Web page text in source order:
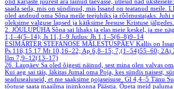
saada seda, mis on sündinud, mis Issand on teatanud meile.
oled andnud oma Sõna meile teejuhiks ja rõõmustajaks. Juhi
oleksime valguse lapsed ja käiksime Jeesuse Kristuse jälgedes.
2. JÕULUPÜHA Sõna sai lihaks ja elas meie keskel, ja me
1,1–4(5–14); Js 11,1–9 Jutlus: Jh 1,1–5(6–8)9–14
ESIMÄRTER STEFANOSE MÄLESTUSPÄEV Kallis on
Ps 116,15.17 Mt 10,16–22; Ap 6,8–15; 7,(1–54)55–60; 2Aj
Ilm 7,9–12(13–17)
26. Laupäev Sa oled õigesti näinud, sest mina olen valvas
Kui aeg sai täis, läkitas Jumal oma Poja, kes sündis naisest,
seadusealuseid, et me saaksime pojaseisuse. Gl 4,4–5 Tänu
tõotuse saata maailma inimkonna Päästja. Õpeta meid